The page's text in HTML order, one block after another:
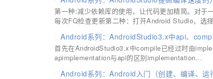
第一种:减少依赖库的使用，让代码更加精简。对
每次FQ检查更新第二种：打开Android Studio，选
Android系列：AndroidStudio3.x中api、
首先在AndroidStudio3.x中compile已经过时由
apimplementation与api的区别implementation...
Android系列：Android入门（创建、编译、运